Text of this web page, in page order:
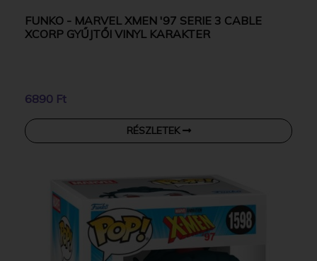
FUNKO - MARVEL XMEN '97 SERIE 3 CABLE
XCORP GYŰJTŐI VINYL KARAKTER
6890 Ft
RÉSZLETEK